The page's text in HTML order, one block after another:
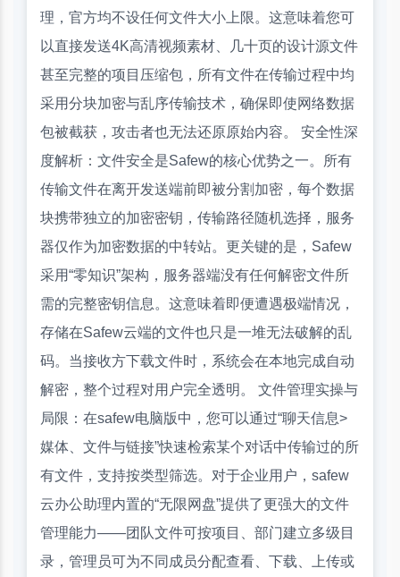
理，官方均不设任何文件大小上限。这意味着您可
以直接发送4K高清视频素材、几十页的设计源文件
甚至完整的项目压缩包，所有文件在传输过程中均
采用分块加密与乱序传输技术，确保即使网络数据
包被截获，攻击者也无法还原原始内容。 安全性深
度解析：文件安全是Safew的核心优势之一。所有
传输文件在离开发送端前即被分割加密，每个数据
块携带独立的加密密钥，传输路径随机选择，服务
器仅作为加密数据的中转站。更关键的是，Safew
采用“零知识”架构，服务器端没有任何解密文件所
需的完整密钥信息。这意味着即便遭遇极端情况，
存储在Safew云端的文件也只是一堆无法破解的乱
码。当接收方下载文件时，系统会在本地完成自动
解密，整个过程对用户完全透明。 文件管理实操与
局限：在safew电脑版中，您可以通过“聊天信息>
媒体、文件与链接”快速检索某个对话中传输过的所
有文件，支持按类型筛选。对于企业用户，safew
云办公助理内置的“无限网盘”提供了更强大的文件
管理能力——团队文件可按项目、部门建立多级目
录，管理员可为不同成员分配查看、下载、上传或